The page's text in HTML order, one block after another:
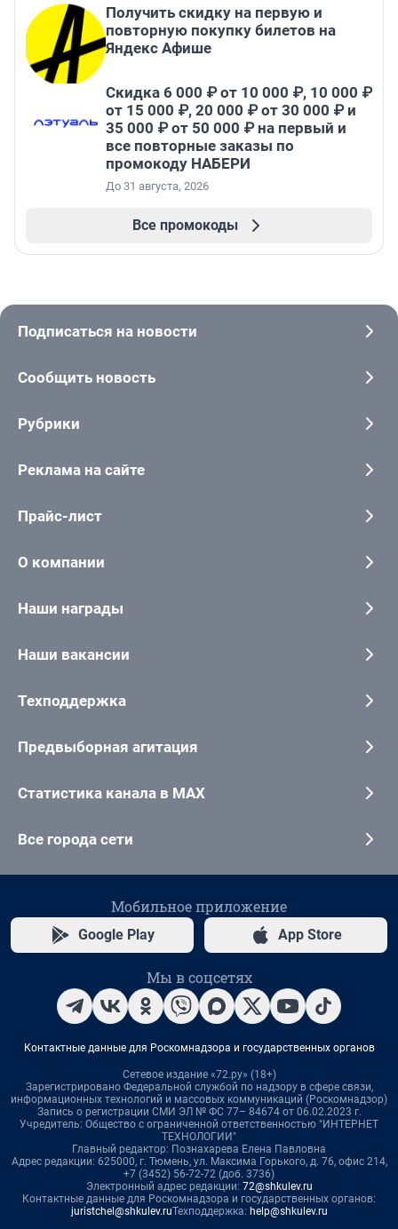
Получить скидку на первую и
повторную покупку билетов на
Яндекс Афише
Скидка 6 000 ₽ от 10 000 ₽, 10 000 ₽
от 15 000 ₽, 20 000 ₽ от 30 000 ₽ и
35 000 ₽ от 50 000 ₽ на первый и
все повторные заказы по
промокоду НАБЕРИ
До 31 августа, 2026
Все промокоды
Подписаться на новости
Сообщить новость
Рубрики
Реклама на сайте
Прайс-лист
О компании
Наши награды
Наши вакансии
Техподдержка
Предвыборная агитация
Статистика канала в MAX
Все города сети
Мобильное приложение
Google Play App Store
Мы в соцсетях
Контактные данные для Роскомнадзора и государственных органов
Сетевое издание «72.ру» (18+)
Зарегистрировано Федеральной службой по надзору в сфере связи,
информационных технологий и массовых коммуникаций (Роскомнадзор)
Запись о регистрации СМИ ЭЛ № ФС 77– 84674 от 06.02.2023 г.
Учредитель: Общество с ограниченной ответственностью "ИНТЕРНЕТ
ТЕХНОЛОГИИ"
Главный редактор: Познахарева Елена Павловна
Адрес редакции: 625000, г. Тюмень, ул. Максима Горького, д. 76, офис 214,
+7 (3452) 56-72-72 (доб. 3736)
Электронный адрес редакции: 72@shkulev.ru
Контактные данные для Роскомнадзора и государственных органов:
juristchel@shkulev.ruТехподдержка: help@shkulev.ru